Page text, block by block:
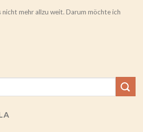
mehr allzu weit. Darum möchte ich